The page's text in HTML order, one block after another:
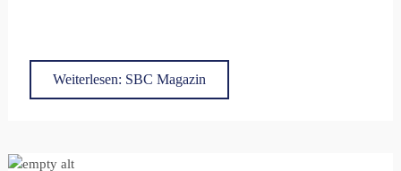
Weiterlesen: SBC Magazin